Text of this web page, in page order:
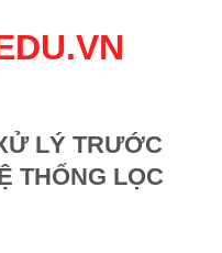
LÝ TRƯỚC
THỐNG LỌC